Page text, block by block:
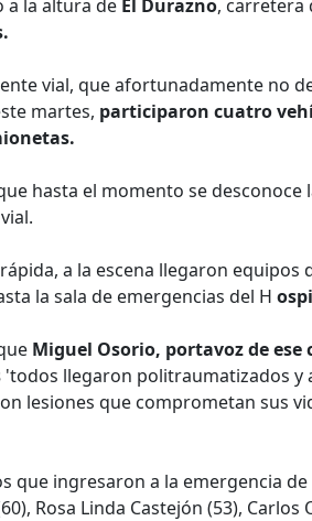
a la altura de El Durazno, carretera
vial, que afortunadamente no
martes, participaron cuatro
hasta el momento se desconoce
a la escena llegaron equipos
la sala de emergencias del H
Miguel Osorio, portavoz de
'todos llegaron politraumatizados y
lesiones que comprometan sus
que ingresaron a la emergencia
Rosa Linda Castejón (53),